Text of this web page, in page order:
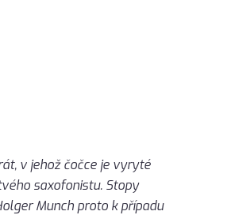
v jehož čočce je vyryté
saxofonistu. Stopy
Munch proto k případu